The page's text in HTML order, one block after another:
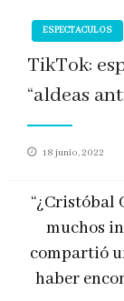
ESPECTACULOS
TikTok:
“aldeas
Publicado
18 junio, 2022
“¿Cristóbal
muchos
compartió
haber